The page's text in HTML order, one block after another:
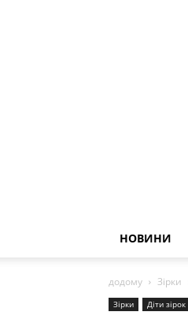
НОВИНИ
додому Зірки
Зірки Діти зірок